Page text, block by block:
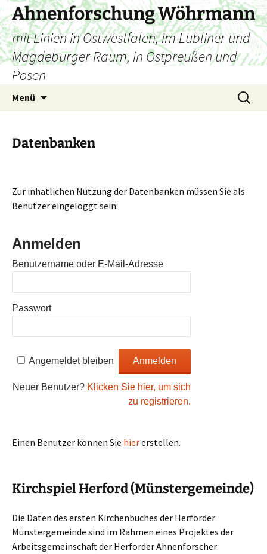
Zum
Inhalt
springen
Ahnenforschung Wöhrmann
mit Linien in Ostwestfalen, im Lubliner und
Magdeburger Raum, in Ostpreußen und
Posen
Menü
Suchen
nach:
Datenbanken
Zur inhatlichen Nutzung der Datenbanken müssen Sie als
Benutzer eingeloggt sein:
Anmelden
Benutzername oder E-Mail-Adresse
Passwort
Angemeldet bleiben
Neuer Benutzer? Klicken Sie hier, um sich
zu registrieren.
Einen Benutzer können Sie hiererstellen.
Kirchspiel Herford (Münstergemeinde)
Die Daten des ersten Kirchenbuches der Herforder
Münstergemeinde sind im Rahmen eines Projektes der
Arbeitsgemeinschaft der Herforder Ahnenforscher